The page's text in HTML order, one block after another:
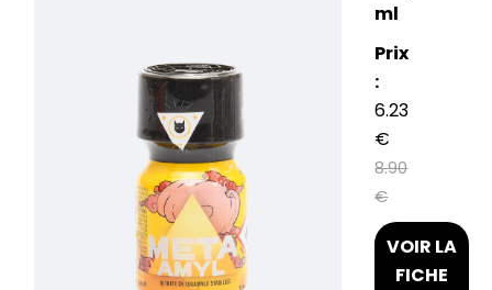
ml
Prix
:
6.23
€
8.90
€
VOIR LA
FICHE